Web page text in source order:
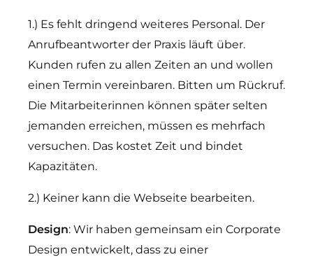
1.) Es fehlt dringend weiteres Personal. Der
Anrufbeantworter der Praxis läuft über.
Kunden rufen zu allen Zeiten an und wollen
einen Termin vereinbaren. Bitten um Rückruf.
Die Mitarbeiterinnen können später selten
jemanden erreichen, müssen es mehrfach
versuchen. Das kostet Zeit und bindet
Kapazitäten.
2.) Keiner kann die Webseite bearbeiten.
Design: Wir haben gemeinsam ein Corporate
Design entwickelt, dass zu einer